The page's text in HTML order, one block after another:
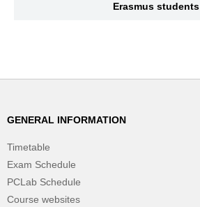
Erasmus students
GENERAL INFORMATION
Timetable
Exam Schedule
PCLab Schedule
Course websites